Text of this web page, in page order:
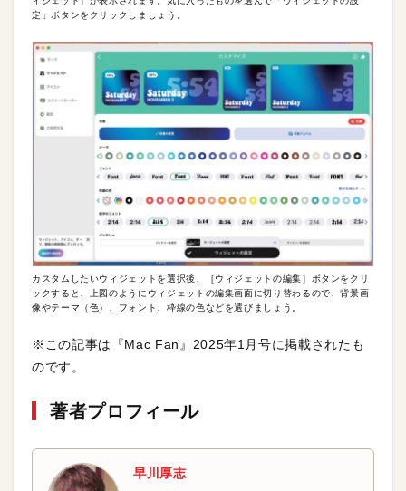
定」ボタンをクリックしましょう。
カスタムしたいウィジェットを選択後、［ウィジェットの編集］ボタンをクリ
ックすると、上図のようにウィジェットの編集画面に切り替わるので、背景画
像やテーマ（色）、フォント、枠線の色などを選びましょう。
※この記事は『Mac Fan』2025年1月号に掲載されたも
のです。
著者プロフィール
早川厚志